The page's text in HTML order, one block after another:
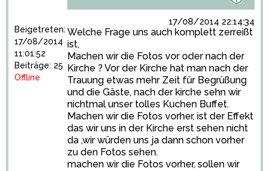
Beigetreten:
17/08/2014
11:01:52
Beiträge: 25
Offline
17/08/2014 22:14:34
Welche Frage uns auch komplett zerreißt
ist,
Machen wir die Fotos vor oder nach der
Kirche ? Vor der Kirche hat man nach der
Trauung etwas mehr Zeit für Begrüßung
und die Gäste, nach der kirche sehn wir
nichtmal unser tolles Kuchen Buffet.
Machen wir die Fotos vorher, ist der Effekt
das wir uns in der Kirche erst sehen nicht
da ,wir würden uns ja dann schon vorher
zu den Fotos sehen.
machen wir die Fotos vorher, sollen wir